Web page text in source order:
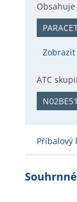
ATC
Příbalový